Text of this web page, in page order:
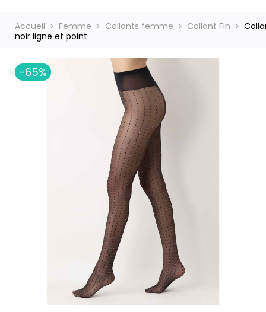
Accueil Femme Collants femme Collant Fin
noir ligne et point
-65%